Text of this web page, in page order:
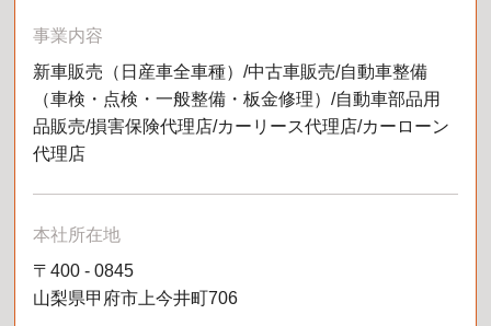
事業内容
新車販売（日産車全車種）/中古車販売/自動車整備
（車検・点検・一般整備・板金修理）/自動車部品用
品販売/損害保険代理店/カーリース代理店/カーローン
代理店
本社所在地
〒400 -0845
山梨県甲府市上今井町706